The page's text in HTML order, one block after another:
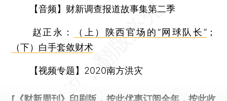
【音频】财新调查报道故事集第二季
赵正永： （上）陕西官场的“网球队长”；
（下）白手套敛财术
【视频专题】2020南方洪灾
[《财新周刊》印刷版， 按此优惠订阅全年， 按此收